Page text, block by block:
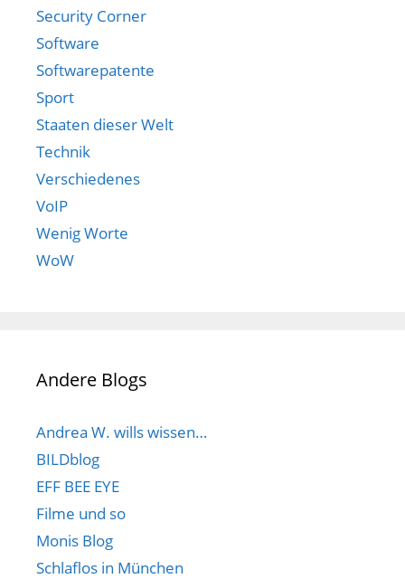
Security Corner
Software
Softwarepatente
Sport
Staaten dieser Welt
Technik
Verschiedenes
VoIP
Wenig Worte
WoW
Andere Blogs
Andrea W. wills wissen…
BILDblog
EFF BEE EYE
Filme und so
Monis Blog
Schlaflos in München